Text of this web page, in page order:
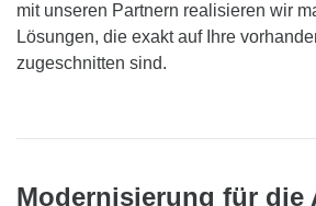
mit unseren Partnern realisieren wir
Lösungen, die exakt auf Ihre
zugeschnitten sind.
Modernisierung für die